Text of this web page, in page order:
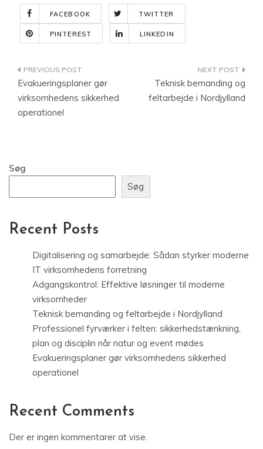
FACEBOOK TWITTER
PINTEREST LINKEDIN
Indlægsnavigation
Evakueringsplaner gør
virksomhedens sikkerhed
operationel
Teknisk bemanding og
feltarbejde i Nordjylland
Søg
Søg
Recent Posts
Digitalisering og samarbejde: Sådan styrker moderne
IT virksomhedens forretning
Adgangskontrol: Effektive løsninger til moderne
virksomheder
Teknisk bemanding og feltarbejde i Nordjylland
Professionel fyrværker i felten: sikkerhedstænkning,
plan og disciplin når natur og event mødes
Evakueringsplaner gør virksomhedens sikkerhed
operationel
Recent Comments
Der er ingen kommentarer at vise.